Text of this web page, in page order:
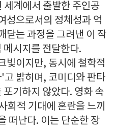
세계에서 출발한 주인공
성으로서의 정체성과 억
닫는 과정을 그려낸 이 작
메시지를 전달한다.
빛이지만, 동시에 철학적
고 밝히며, 코미디와 판타
기하지 않았다. 영화 속
회적 기대에 혼란을 느끼
떠난다. 이는 단순한 장